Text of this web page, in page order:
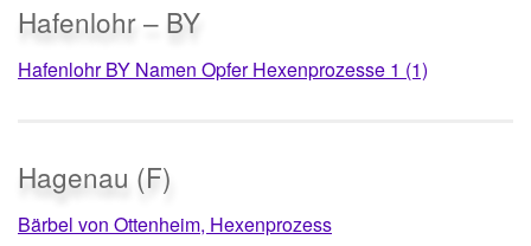
Hafenlohr – BY
Hafenlohr BY Namen Opfer Hexenprozesse 1 (1)
Hagenau (F)
Bärbel von Ottenheim, Hexenprozess